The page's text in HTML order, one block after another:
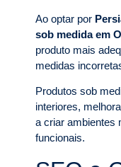
Ao optar por
sob medida em
produto mais
medidas
Produtos sob
interiores,
a criar ambientes
funcionais.